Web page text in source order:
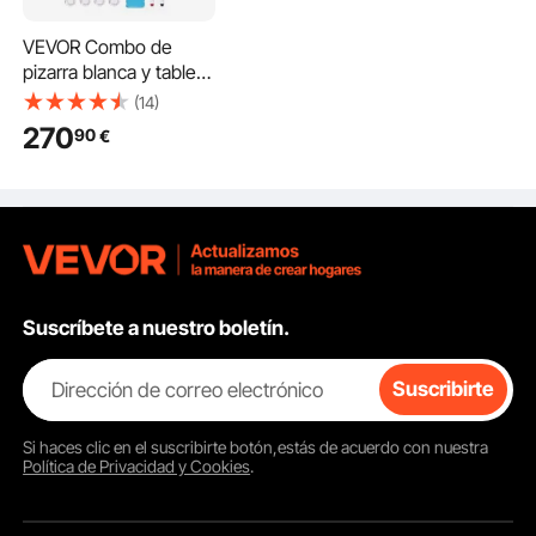
VEVOR Combo de
pizarra blanca y tablero
de corcho 120 x 90
con marco de aluminio
Tablón de anuncios
Ideal para escuela,
hogar, oficina
(14)
27090€
Suscríbete a nuestro boletín.
Dirección de correo electrónico Suscribirte
Si haces clic en elsuscribirtebotón,estás de acuerdo con nuestra
Política de Privacidad y Cookies.